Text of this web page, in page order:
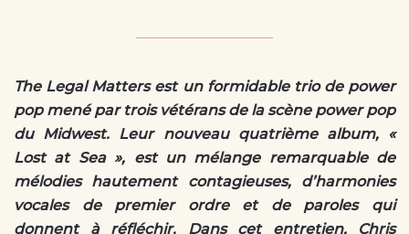
The Legal Matters est un formidable trio de power
pop mené par trois vétérans de la scène power pop
du Midwest. Leur nouveau quatrième album, «
Lost at Sea », est un mélange remarquable de
mélodies hautement contagieuses, d’harmonies
vocales de premier ordre et de paroles qui
donnent à réfléchir. Dans cet entretien, Chris